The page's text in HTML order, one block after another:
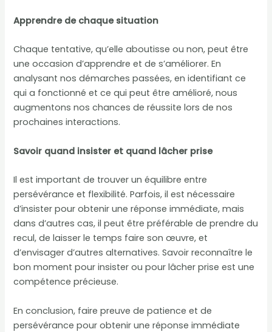
Apprendre de chaque situation
Chaque tentative, qu’elle aboutisse ou non, peut être
une occasion d’apprendre et de s’améliorer. En
analysant nos démarches passées, en identifiant ce
qui a fonctionné et ce qui peut être amélioré, nous
augmentons nos chances de réussite lors de nos
prochaines interactions.
Savoir quand insister et quand lâcher prise
Il est important de trouver un équilibre entre
persévérance et flexibilité. Parfois, il est nécessaire
d’insister pour obtenir une réponse immédiate, mais
dans d’autres cas, il peut être préférable de prendre du
recul, de laisser le temps faire son œuvre, et
d’envisager d’autres alternatives. Savoir reconnaître le
bon moment pour insister ou pour lâcher prise est une
compétence précieuse.
En conclusion, faire preuve de patience et de
persévérance pour obtenir une réponse immédiate